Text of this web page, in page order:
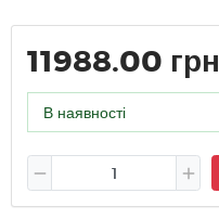
11988.00 грн
В наявності